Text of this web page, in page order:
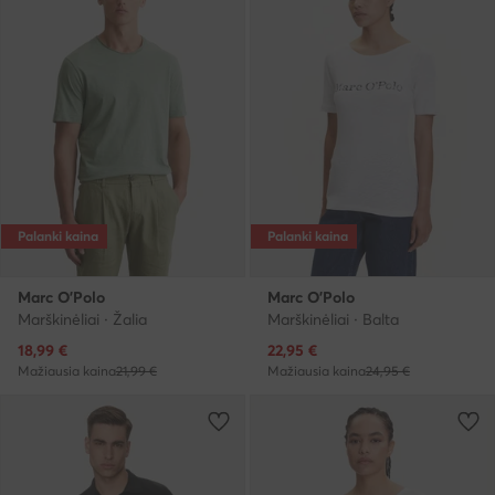
Palanki kaina
Marc O'Polo
Marškinėliai · Žalia
Dabartinė kaina
18,99 €
Mažiausia kaina21,99 €
Palanki kaina
Marc O'Polo
Marškinėliai · Balta
Dabartinė kaina
22,95 €
Mažiausia kaina24,95 €